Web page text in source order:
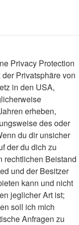
Privacy Protection
Privatsphäre von
in den USA,
erheben,
des oder
du dir unsicher
der du dich zu
rechtlichen Beistand
und der Besitzer
kann und nicht
jeglicher Art ist;
soll ich mich
Anfragen zu